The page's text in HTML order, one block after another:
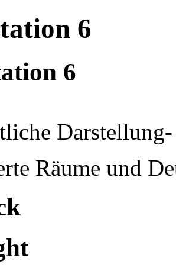
6
6
Darstellung-
Räume und